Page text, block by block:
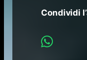
Condividi